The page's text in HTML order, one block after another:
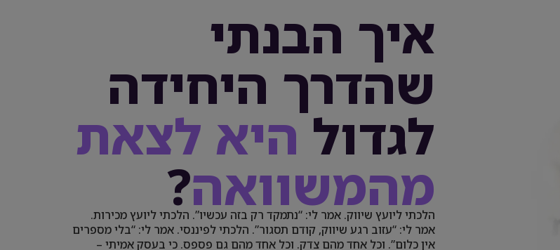
איך הבנתי
שהדרך היחידה
לגדולהיא לצאת
מהמשוואה?
הלכתי ליועץ שיווק. אמר לי: “נתמקד רק בזה עכשיו”. הלכתי ליועץ מכירות.
אמר לי: “עזוב רגע שיווק, קודם תסגור”. הלכתי לפיננסי. אמר לי: “בלי מספרים
אין כלום”. וכל אחד מהם צדק. וכל אחד מהם גם פספס. כי בעסק אמיתי –